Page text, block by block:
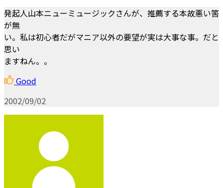
発起人山本ニューミュージックさんが、推薦する本故悪い筈
が無
い。私は初心者だがマニア以外の要望が実は大事な事。だと
思い
ますねん。。
Good
2002/09/02